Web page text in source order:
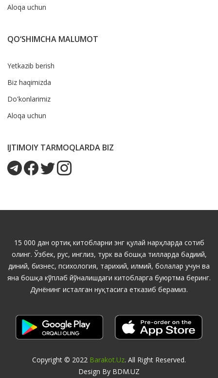
Aloqa uchun
QO‘SHIMCHA MALUMOT
Yetkazib berish
Biz haqimizda
Do'konlarimiz
Aloqa uchun
IJTIMOIY TARMOQLARDA BIZ
15 000 дан ортиқ китобларни энг қулай нарҳларда сотиб
олинг. Ўзбек, рус, инглиз, турк ва бошқа тилларда бадиий,
диний, бизнес, психология, тарихий, илмий, болалар учун ва
яна бошқа кўплаб йўналишдаги китобларга буюртма беринг.
Дунёнинг исталган нуқтасига етказиб берамиз.
Copyright © 2022 Barakot.uz. All Right Reserved.
Design By BDM.UZ